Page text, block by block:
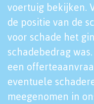
voertuig bekijken.
de positie van de
voor schade het
schadebedrag
een
eventuele
meegenomen in